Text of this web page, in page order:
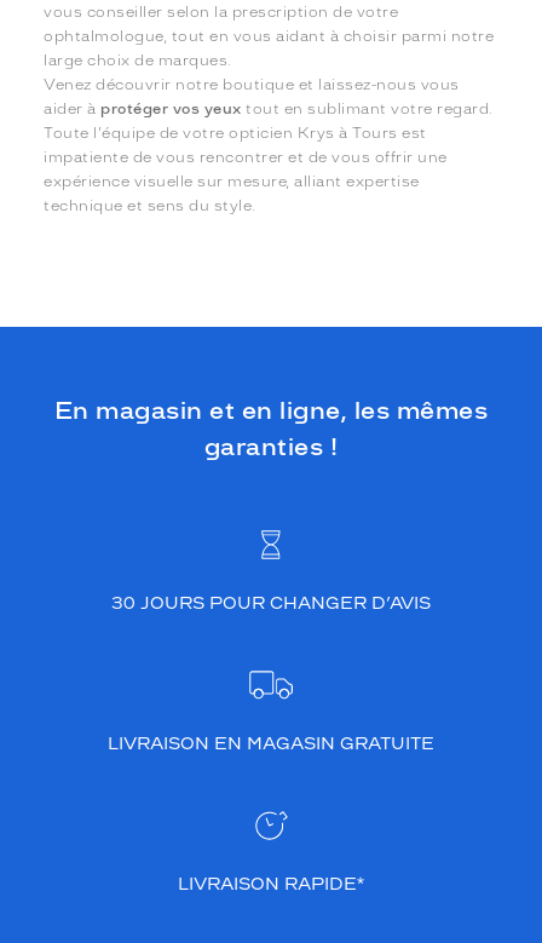
vous conseiller selon la prescription de votre
ophtalmologue, tout en vous aidant à choisir parmi notre
large choix de marques.
Venez découvrir notre boutique et laissez-nous vous
aider à protéger vos yeux tout en sublimant votre regard.
Toute l'équipe de votre opticien Krys à Tours est
impatiente de vous rencontrer et de vous offrir une
expérience visuelle sur mesure, alliant expertise
technique et sens du style.
En magasin et en ligne, les mêmes
garanties !
30 JOURS POUR CHANGER D’AVIS
LIVRAISON EN MAGASIN GRATUITE
LIVRAISON RAPIDE*